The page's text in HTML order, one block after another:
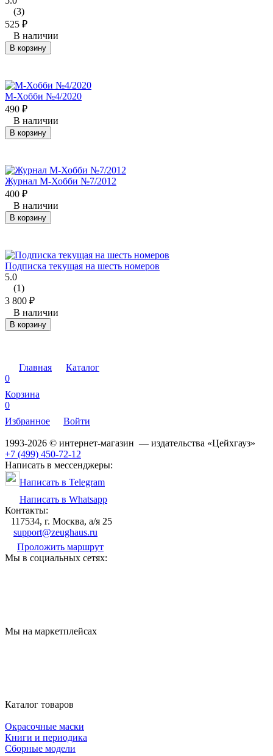
(3)
525 ₽
В наличии
В корзину
М-Хобби №4/2020
490 ₽
В наличии
В корзину
Журнал М-Хобби №7/2012
400 ₽
В наличии
В корзину
Подписка текущая на шесть номеров
5.0
(1)
3 800 ₽
В наличии
В корзину
Главная
Каталог
0
Корзина
0
Избранное
Войти
1993-2026 © интернет-магазин — издательства «Цейхгауз»
+7 (499) 450-72-12
Написать в мессенджеры:
Написать в Telegram
Написать в Whatsapp
Контакты:
117534, г. Москва, а/я 25
support@zeughaus.ru
Проложить маршрут
Мы в социальных сетях:
Мы на маркетплейсах
Каталог товаров
Окрасочные маски
Книги и периодика
Сборные модели